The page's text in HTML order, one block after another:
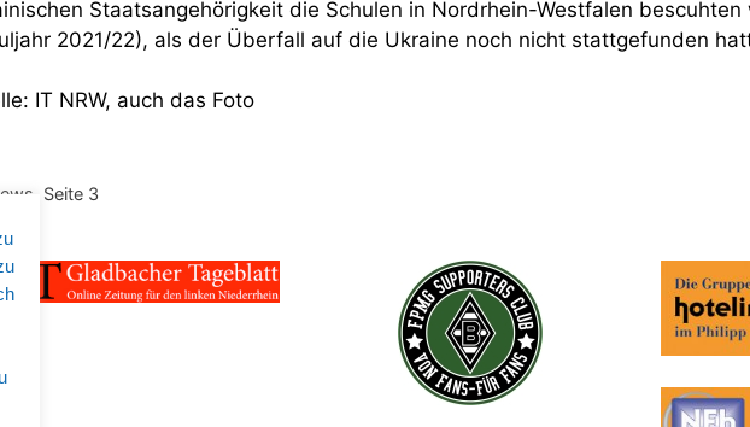
Staatsangehörigkeit die Schulen in Nordrhein-Westfalen bescuhten
2021/22), als der Überfall auf die Ukraine noch nicht stattgefunden
IT NRW, auch das Foto
Seite 3